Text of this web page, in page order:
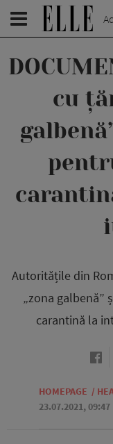
cu
Autoritățile din
„zona galbenă”
carantină la
HOMEPAGE /
23.07.2021, 09:47